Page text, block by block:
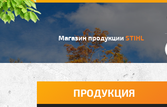
Магазин продукции STIHL
ПРОДУКЦИЯ